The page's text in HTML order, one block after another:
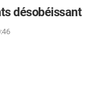
désobéissant